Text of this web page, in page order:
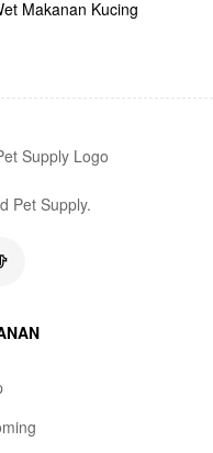
Makanan Kucing
Pet Supply.